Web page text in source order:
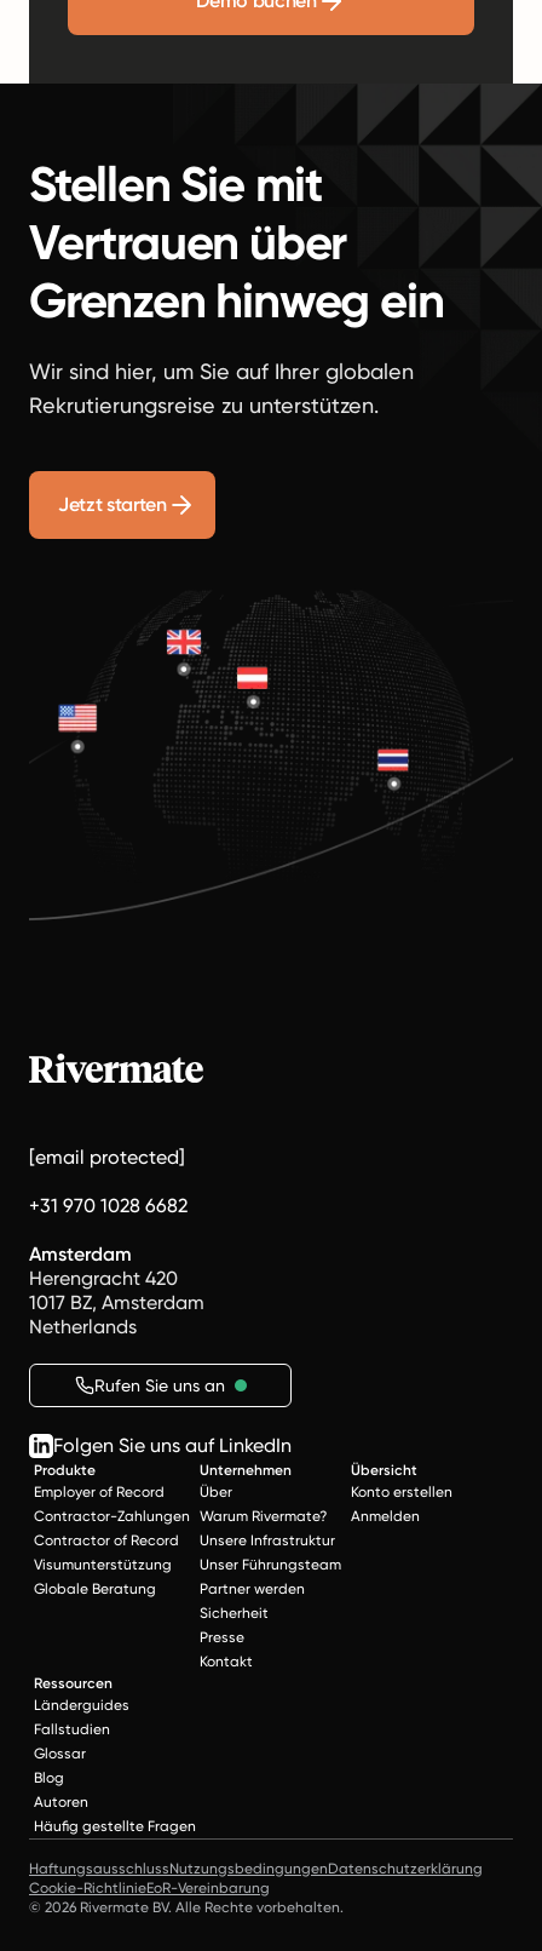
Stellen Sie mit
Vertrauen über
Grenzen hinweg ein
Wir sind hier, um Sie auf Ihrer globalen
Rekrutierungsreise zu unterstützen.
Jetzt starten
[email protected]
+31 970 1028 6682
Amsterdam
Herengracht 420
1017 BZ, Amsterdam
Netherlands
Rufen Sie uns an
Folgen Sie uns auf LinkedIn
Produkte
Employer of Record
Contractor-Zahlungen
Contractor of Record
Visumunterstützung
Globale Beratung
Unternehmen
Über
Warum Rivermate?
Unsere Infrastruktur
Unser Führungsteam
Partner werden
Sicherheit
Presse
Kontakt
Übersicht
Konto erstellen
Anmelden
Ressourcen
Länderguides
Fallstudien
Glossar
Blog
Autoren
Häufig gestellte Fragen
HaftungsausschlussNutzungsbedingungenDatenschutzerklärung
Cookie-RichtlinieEoR-Vereinbarung
© 2026 Rivermate BV. Alle Rechte vorbehalten.